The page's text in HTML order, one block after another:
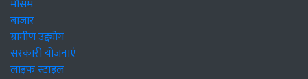
मौसम
बाजार
ग्रामीण उद्द्योग
सरकारी योजनाएं
लाइफ स्टाइल